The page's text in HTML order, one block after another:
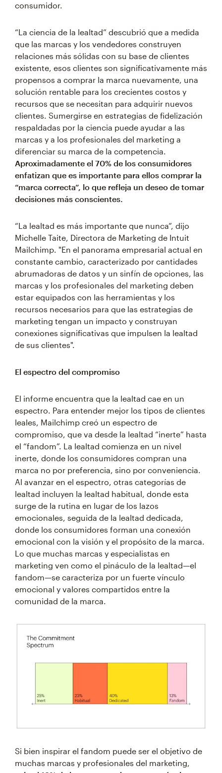
consumidor.
“La ciencia de la lealtad” descubrió que a medida
que las marcas y los vendedores construyen
relaciones más sólidas con su base de clientes
existente, esos clientes son significativamente más
propensos a comprar la marca nuevamente, una
solución rentable para los crecientes costos y
recursos que se necesitan para adquirir nuevos
clientes. Sumergirse en estrategias de fidelización
respaldadas por la ciencia puede ayudar a las
marcas y a los profesionales del marketing a
diferenciar su marca de la competencia.
Aproximadamente el 70% de los consumidores
enfatizan que es importante para ellos comprar la
“marca correcta”, lo que refleja un deseo de tomar
decisiones más conscientes.
“La lealtad es más importante que nunca”, dijo
Michelle Taite, Directora de Marketing de Intuit
Mailchimp. "En el panorama empresarial actual en
constante cambio, caracterizado por cantidades
abrumadoras de datos y un sinfín de opciones, las
marcas y los profesionales del marketing deben
estar equipados con las herramientas y los
recursos necesarios para que las estrategias de
marketing tengan un impacto y construyan
conexiones significativas que impulsen la lealtad
de sus clientes".
El espectro del compromiso
El informe encuentra que la lealtad cae en un
espectro. Para entender mejor los tipos de clientes
leales, Mailchimp creó un espectro de
compromiso, que va desde la lealtad “inerte” hasta
el “fandom”. La lealtad comienza en un nivel
inerte, donde los consumidores compran una
marca no por preferencia, sino por conveniencia.
Al avanzar en el espectro, otras categorías de
lealtad incluyen la lealtad habitual, donde esta
surge de la rutina en lugar de los lazos
emocionales, seguida de la lealtad dedicada,
donde los consumidores forman una conexión
emocional con la visión y el propósito de la marca.
Lo que muchas marcas y especialistas en
marketing ven como el pináculo de la lealtad—el
fandom—se caracteriza por un fuerte vínculo
emocional y valores compartidos entre la
comunidad de la marca.
Si bien inspirar el fandom puede ser el objetivo de
muchas marcas y profesionales del marketing,